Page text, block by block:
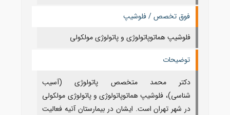
فوق تخصص / فلوشیپ
فلوشیپ هماتوپاتولوژی و پاتولوژی مولکولی
توضیحات
دکتر محمد متخصص پاتولوژی (آسیب
شناسی)، فلوشیپ هماتوپاتولوژی و پاتولوژی مولکولی
در شهر تهران است. ایشان در بیمارستان آتیه فعالیت